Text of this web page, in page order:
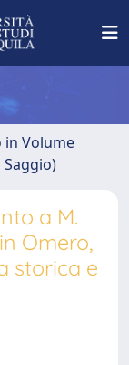
Volume
a M.
Omero,
storica e